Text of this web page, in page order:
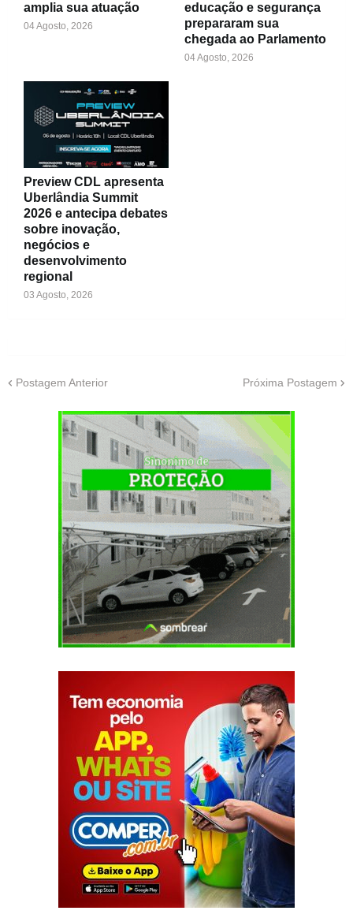
amplia sua atuação
04 Agosto, 2026
educação e segurança
prepararam sua
chegada ao Parlamento
04 Agosto, 2026
Preview CDL apresenta
Uberlândia Summit
2026 e antecipa debates
sobre inovação,
negócios e
desenvolvimento
regional
03 Agosto, 2026
Postagem Anterior Próxima Postagem